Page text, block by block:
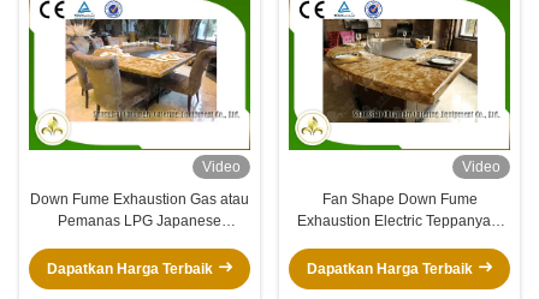
Video
Down Fume Exhaustion Gas atau
Pemanas LPG Japanese
Dapatkan Harga Terbaik
Video
Fan Shape Down Fume
Exhaustion Electric Teppanyaki
Steel
Dapatkan Harga Terbaik